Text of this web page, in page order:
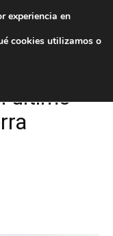
último
experiencia en
cookies utilizamos o